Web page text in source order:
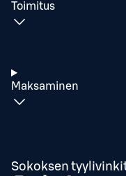
Toimitus
Maksaminen
Sokoksen